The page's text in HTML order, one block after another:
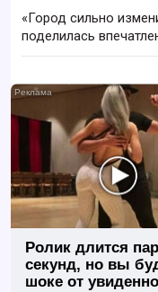
«Город сильно
поделилась
Ролик длится
секунд, но вы
шоке от